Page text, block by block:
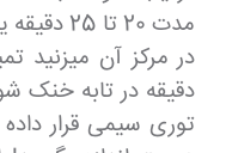
مدت 20
دقیقه در تابه خنک
توری سیمی قرار